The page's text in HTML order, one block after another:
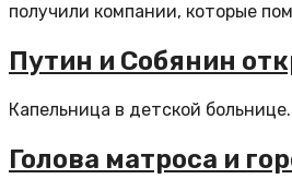
получили компании, которые
Путин и Собянин
Капельница в детской
Голова матроса и